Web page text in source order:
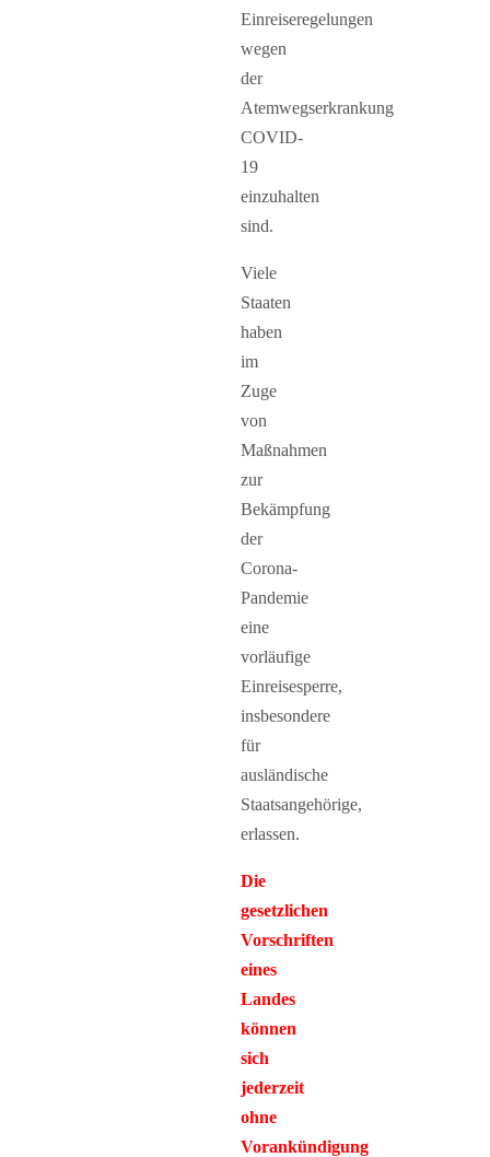
Einreiseregelungen
wegen
der
Atemwegserkrankung
COVID-
19
einzuhalten
sind.
Viele
Staaten
haben
im
Zuge
von
Maßnahmen
zur
Bekämpfung
der
Corona-
Pandemie
eine
vorläufige
Einreisesperre,
insbesondere
für
ausländische
Staatsangehörige,
erlassen.
Die
gesetzlichen
Vorschriften
eines
Landes
können
sich
jederzeit
ohne
Vorankündigung